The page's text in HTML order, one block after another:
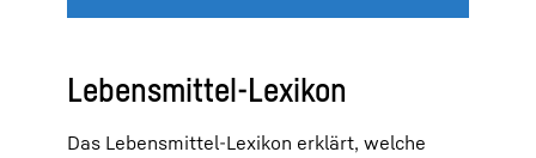
Lebensmittel-Lexikon
Das Lebensmittel-Lexikon erklärt, welche